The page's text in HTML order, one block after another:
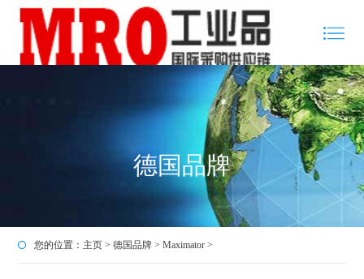
德国品牌
您的位置： 主页 >德国品牌 >Maximator >